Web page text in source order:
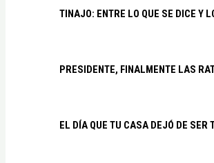
TINAJO: ENTRE LO QUE SE DICE Y
PRESIDENTE, FINALMENTE LAS
EL DÍA QUE TU CASA DEJÓ DE SER